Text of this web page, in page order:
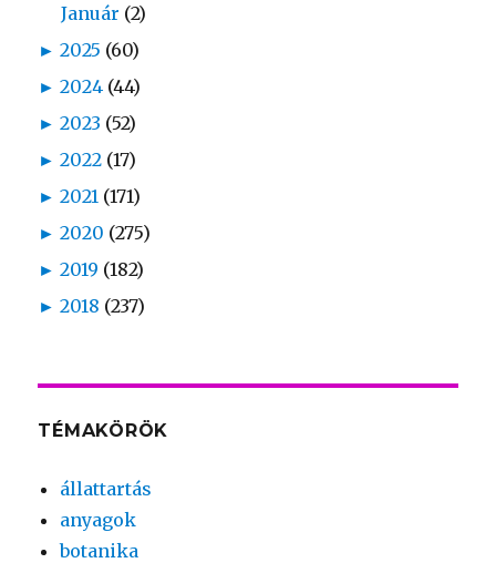
Január (2)
► 2025 (60)
► 2024 (44)
► 2023 (52)
► 2022 (17)
► 2021 (171)
► 2020 (275)
► 2019 (182)
► 2018 (237)
TÉMAKÖRÖK
állattartás
anyagok
botanika